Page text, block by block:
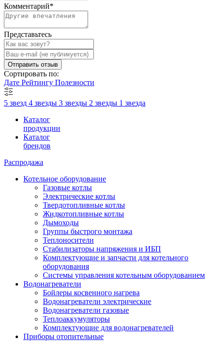
Комментарий*
Представьтесь
Отправить отзыв
Сортировать по:
Дате Рейтингу Полезности
5 звезд 4 звезды 3 звезды 2 звезды 1 звезда
Каталог
продукции
Каталог
брендов
Распродажа
Котельное оборудование
Газовые котлы
Электрические котлы
Твердотопливные котлы
Жидкотопливные котлы
Дымоходы
Группы быстрого монтажа
Теплоносители
Стабилизаторы напряжения и ИБП
Комплектующие и запчасти для котельного
оборудования
Системы управления котельным оборудованием
Водонагреватели
Бойлеры косвенного нагрева
Водонагреватели электрические
Водонагреватели газовые
Теплоаккумуляторы
Комплектующие для водонагревателей
Приборы отопительные